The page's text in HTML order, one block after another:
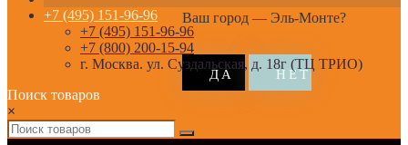
Ваш город — Эль-Монте?
+7 (495) 151-96-96
+7 (495) 151-96-96
+7 (800) 200-15-94
г. Москва. ул. Суздальская, д. 18г (ТЦ ТРИО)
Поиск товаров
×